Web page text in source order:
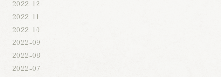
2022-12
2022-11
2022-10
2022-09
2022-08
2022-07